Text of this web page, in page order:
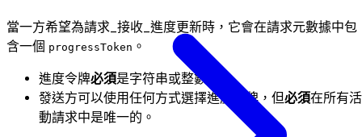
當一方希望為請求_接收_進度更新時，它會在請求元數據中包
含一個 progressToken 。
進度令牌必須是字符串或整數值
發送方可以使用任何方式選擇進度令牌，但必須在所有活
動請求中是唯一的。